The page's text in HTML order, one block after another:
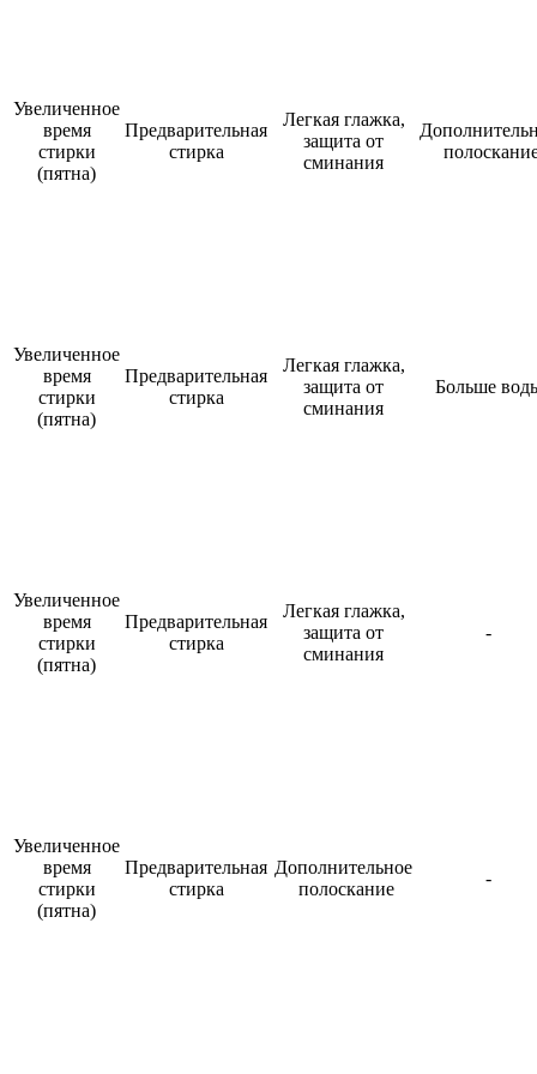
Увеличенное
время
стирки
(пятна)
Предварительная
стирка
Легкая глажка,
защита от
сминания
Увеличенное
время
стирки
(пятна)
Предварительная
стирка
Легкая глажка,
защита от
сминания
Больше
Увеличенное
время
стирки
(пятна)
Предварительная
стирка
Легкая глажка,
защита от
сминания
-
Увеличенное
время
стирки
(пятна)
Предварительная
стирка
Дополнительное
полоскание
-